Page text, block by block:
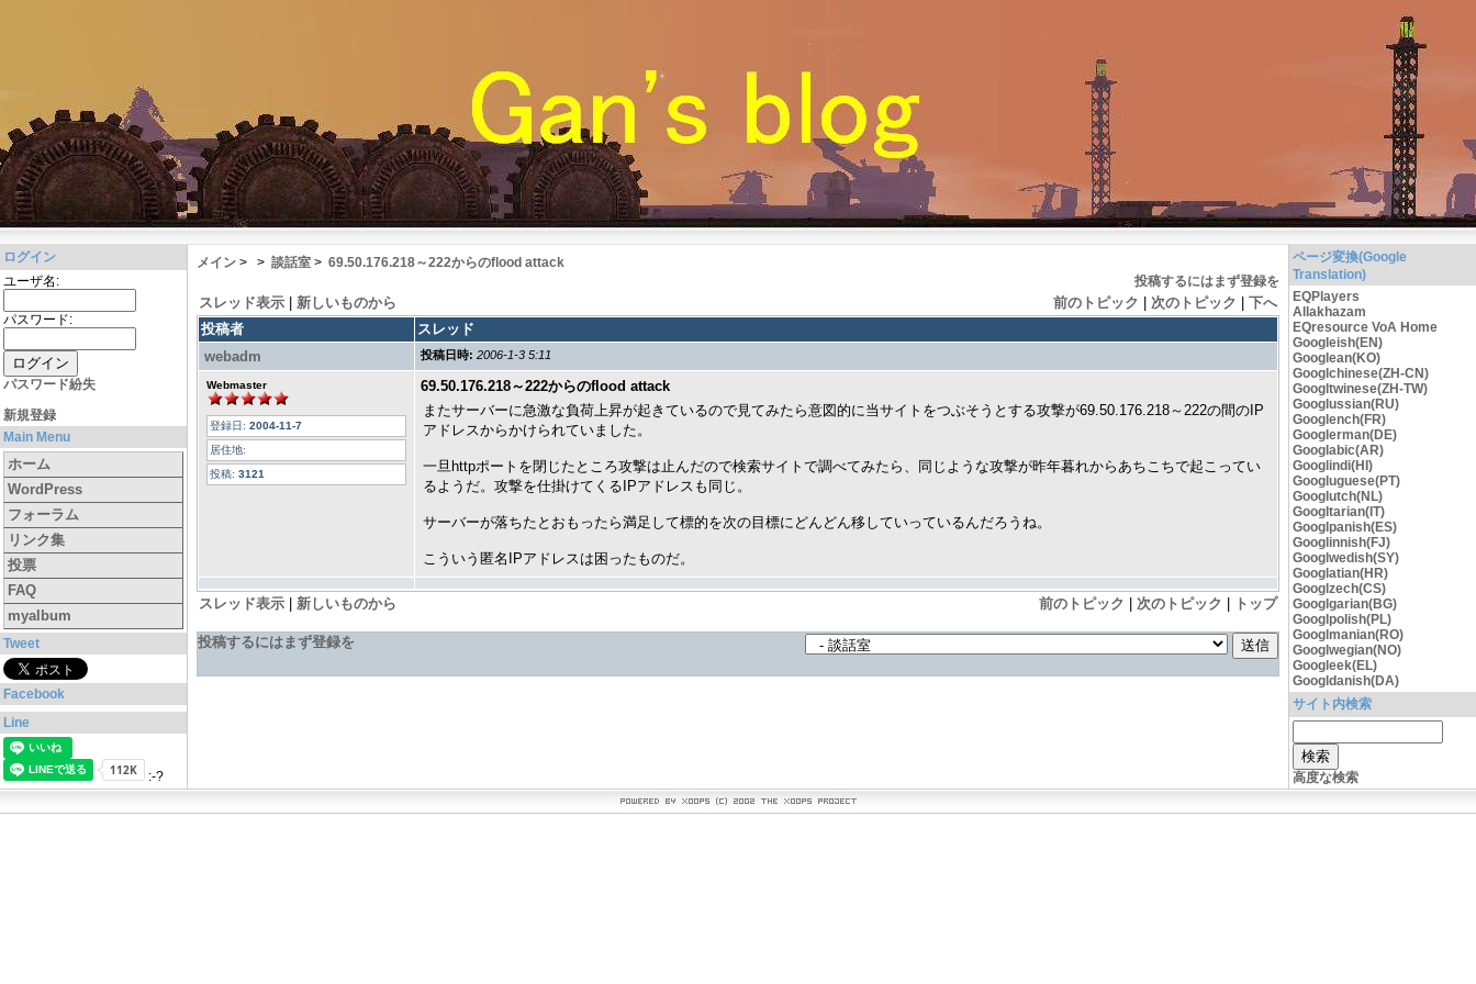
ログイン
ユーザ名:
パスワード:
パスワード紛失
新規登録
Main Menu
ホーム
WordPress
フォーラム
リンク集
投票
FAQ
myalbum
Tweet
Facebook
Line
:-?
メイン > > 談話室 > 69.50.176.218～222からのflood attack
投稿するにはまず登録を
スレッド表示 新しいものから 前のトピック 次のトピック
下へ
投稿者
スレッド
webadm
投稿日時: 2006-1-3 5:11
Webmaster
登録日: 2004-11-7
居住地:
投稿: 3121
69.50.176.218～222からのflood attack
またサーバーに急激な負荷上昇が起きているので見てみたら意図的に当サイトをつぶそうとする攻撃が69.50.176.218～222の間のIP
アドレスからかけられていました。
一旦httpポートを閉じたところ攻撃は止んだので検索サイトで調べてみたら、同じような攻撃が昨年暮れからあちこちで起こってい
るようだ。攻撃を仕掛けてくるIPアドレスも同じ。
サーバーが落ちたとおもったら満足して標的を次の目標にどんどん移していっているんだろうね。
こういう匿名IPアドレスは困ったものだ。
スレッド表示 新しいものから 前のトピック 次のトピック トップ
投稿するにはまず登録を
ページ変換(Google
Translation)
EQPlayers
Allakhazam
EQresource VoA Home
Googleish(EN)
Googlean(KO)
Googlchinese(ZH-CN)
Googltwinese(ZH-TW)
Googlussian(RU)
Googlench(FR)
Googlerman(DE)
Googlabic(AR)
Googlindi(HI)
Googluguese(PT)
Googlutch(NL)
Googltarian(IT)
Googlpanish(ES)
Googlinnish(FJ)
Googlwedish(SY)
Googlatian(HR)
Googlzech(CS)
Googlgarian(BG)
Googlpolish(PL)
Googlmanian(RO)
Googlwegian(NO)
Googleek(EL)
Googldanish(DA)
サイト内検索
高度な検索